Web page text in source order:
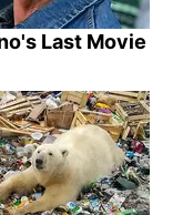
Last Movie